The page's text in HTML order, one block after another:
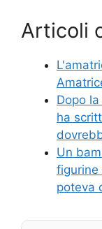
Articoli
Dopo
ha
Un
figurine
poteva